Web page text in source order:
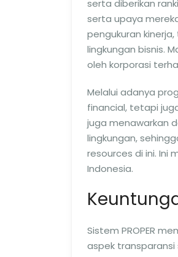
serta diberikan
serta upaya
pengukuran
lingkungan bisnis.
oleh korporasi
Melalui adanya
financial, tetapi
juga menawarkan
lingkungan,
resources di ini. Ini
Indonesia.
Sistem PROPER
aspek